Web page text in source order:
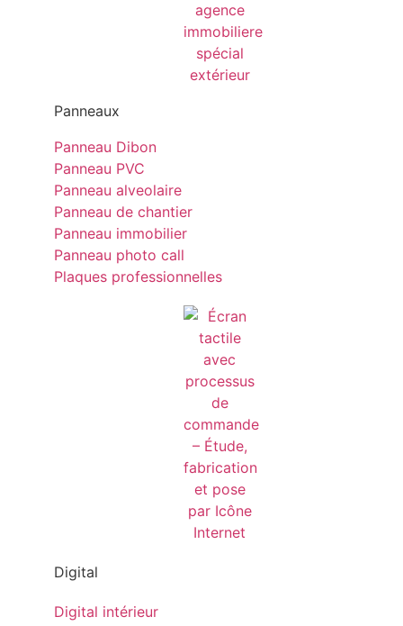
Panneaux
Panneau Dibon
Panneau PVC
Panneau alveolaire
Panneau de chantier
Panneau immobilier
Panneau photo call
Plaques professionnelles
Digital
Digital intérieur